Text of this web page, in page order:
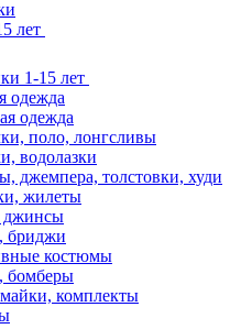
лет
1-15 лет
одежда
одежда
поло, лонгсливы
водолазки
джемпера, толстовки, худи
жилеты
бриджи
костюмы
бомберы
комплекты